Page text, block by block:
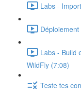
Labs -
Labs - Build
WildFly (7:08)
Teste tes